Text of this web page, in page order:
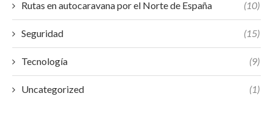
Rutas en autocaravana por el Norte de España (10)
Seguridad (15)
Tecnología (9)
Uncategorized (1)